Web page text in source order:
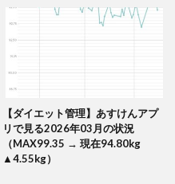
【ダイエット管理】あすけんアプ
リで見る2026年03月の状況
（MAX99.35 → 現在94.80kg
▲4.55kg）